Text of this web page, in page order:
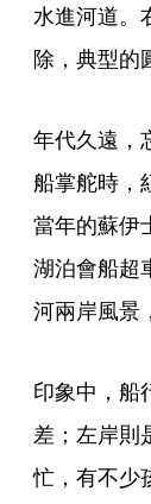
水進河道。
除，典型的
年代久遠，
船掌舵時，
當年的蘇伊
湖泊會船超
河兩岸風景
印象中，船
差；左岸則
忙，有不少